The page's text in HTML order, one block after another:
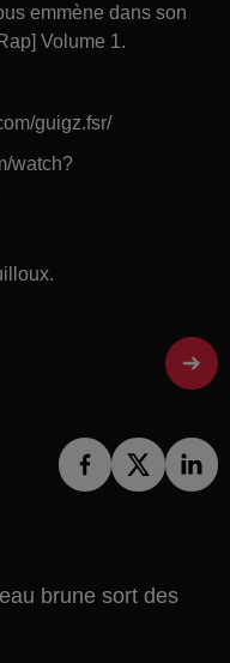
emmène dans son
Volume 1.
guigz.fsr/
watch?
brune sort des